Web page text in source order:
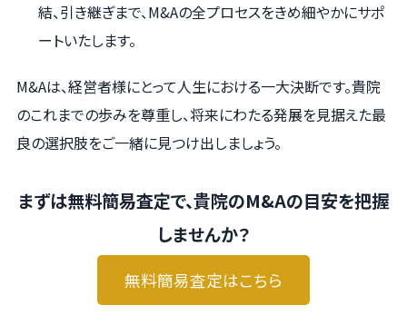
結、引き継ぎまで、M&Aの全プロセスをきめ細やかにサポ
ートいたします。
M&Aは、経営者様にとって人生における一大決断です。貴院
のこれまでの歩みを尊重し、将来にわたる発展を見据えた最
良の選択肢をご一緒に見つけ出しましょう。
まずは無料簡易査定で、貴院のM&Aの目安を把握
しませんか？
無料簡易査定はこちら